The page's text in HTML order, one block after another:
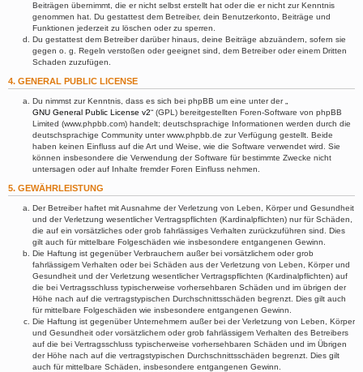
Beiträgen übernimmt, die er nicht selbst erstellt hat oder die er nicht zur Kenntnis
genommen hat. Du gestattest dem Betreiber, dein Benutzerkonto, Beiträge und
Funktionen jederzeit zu löschen oder zu sperren.
Du gestattest dem Betreiber darüber hinaus, deine Beiträge abzuändern, sofern sie
gegen o. g. Regeln verstoßen oder geeignet sind, dem Betreiber oder einem Dritten
Schaden zuzufügen.
4. GENERAL PUBLIC LICENSE
Du nimmst zur Kenntnis, dass es sich bei phpBB um eine unter der „
GNU General Public License v2“ (GPL) bereitgestellten Foren-Software von phpBB
Limited (www.phpbb.com) handelt; deutschsprachige Informationen werden durch die
deutschsprachige Community unter www.phpbb.de zur Verfügung gestellt. Beide
haben keinen Einfluss auf die Art und Weise, wie die Software verwendet wird. Sie
können insbesondere die Verwendung der Software für bestimmte Zwecke nicht
untersagen oder auf Inhalte fremder Foren Einfluss nehmen.
5. GEWÄHRLEISTUNG
Der Betreiber haftet mit Ausnahme der Verletzung von Leben, Körper und Gesundheit
und der Verletzung wesentlicher Vertragspflichten (Kardinalpflichten) nur für Schäden,
die auf ein vorsätzliches oder grob fahrlässiges Verhalten zurückzuführen sind. Dies
gilt auch für mittelbare Folgeschäden wie insbesondere entgangenen Gewinn.
Die Haftung ist gegenüber Verbrauchern außer bei vorsätzlichem oder grob
fahrlässigem Verhalten oder bei Schäden aus der Verletzung von Leben, Körper und
Gesundheit und der Verletzung wesentlicher Vertragspflichten (Kardinalpflichten) auf
die bei Vertragsschluss typischerweise vorhersehbaren Schäden und im übrigen der
Höhe nach auf die vertragstypischen Durchschnittsschäden begrenzt. Dies gilt auch
für mittelbare Folgeschäden wie insbesondere entgangenen Gewinn.
Die Haftung ist gegenüber Unternehmern außer bei der Verletzung von Leben, Körper
und Gesundheit oder vorsätzlichem oder grob fahrlässigem Verhalten des Betreibers
auf die bei Vertragsschluss typischerweise vorhersehbaren Schäden und im Übrigen
der Höhe nach auf die vertragstypischen Durchschnittsschäden begrenzt. Dies gilt
auch für mittelbare Schäden, insbesondere entgangenen Gewinn.